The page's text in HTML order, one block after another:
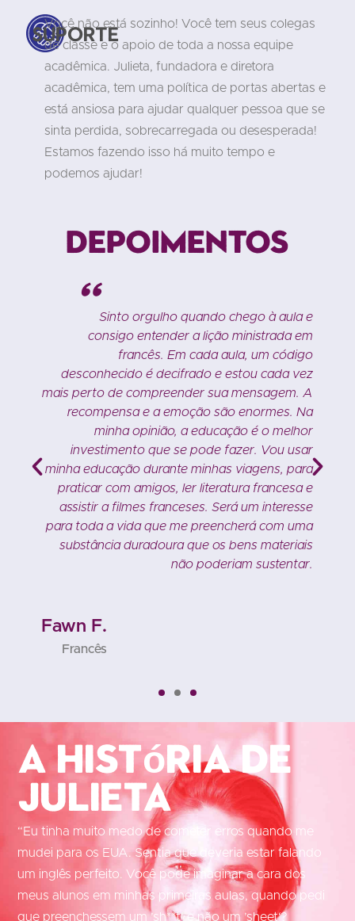
Suporte
Você não está sozinho! Você tem seus colegas
de classe e o apoio de toda a nossa equipe
acadêmica. Julieta, fundadora e diretora
acadêmica, tem uma política de portas abertas e
está ansiosa para ajudar qualquer pessoa que se
sinta perdida, sobrecarregada ou desesperada!
Estamos fazendo isso há muito tempo e
podemos ajudar!
Depoimentos
" Sinto orgulho quando chego à aula e
consigo entender a lição ministrada em
francês. Em cada aula, um código
desconhecido é decifrado e estou cada vez
mais perto de compreender sua mensagem. A
recompensa e a emoção são enormes. Na
minha opinião, a educação é o melhor
investimento que se pode fazer. Vou usar
minha educação durante minhas viagens, para
praticar com amigos, ler literatura francesa e
assistir a filmes franceses. Será um interesse
para toda a vida que me preencherá com uma
substância duradoura que os bens materiais
não poderiam sustentar.
Fawn F.
Francês
A história de
Julieta
“Eu tinha muito medo de cometer erros quando me
mudei para os EUA. Sentia que deveria estar falando
um inglês perfeito. Você pode imaginar a cara dos
meus alunos em minhas primeiras aulas, quando pedi
que preenchessem um ’sh**t‘ e não um ’sheet‘?